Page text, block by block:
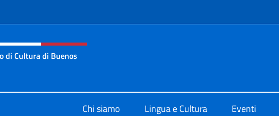
e menù
di Cultura di Buenos
Chi siamo Lingua e Cultura Eventi